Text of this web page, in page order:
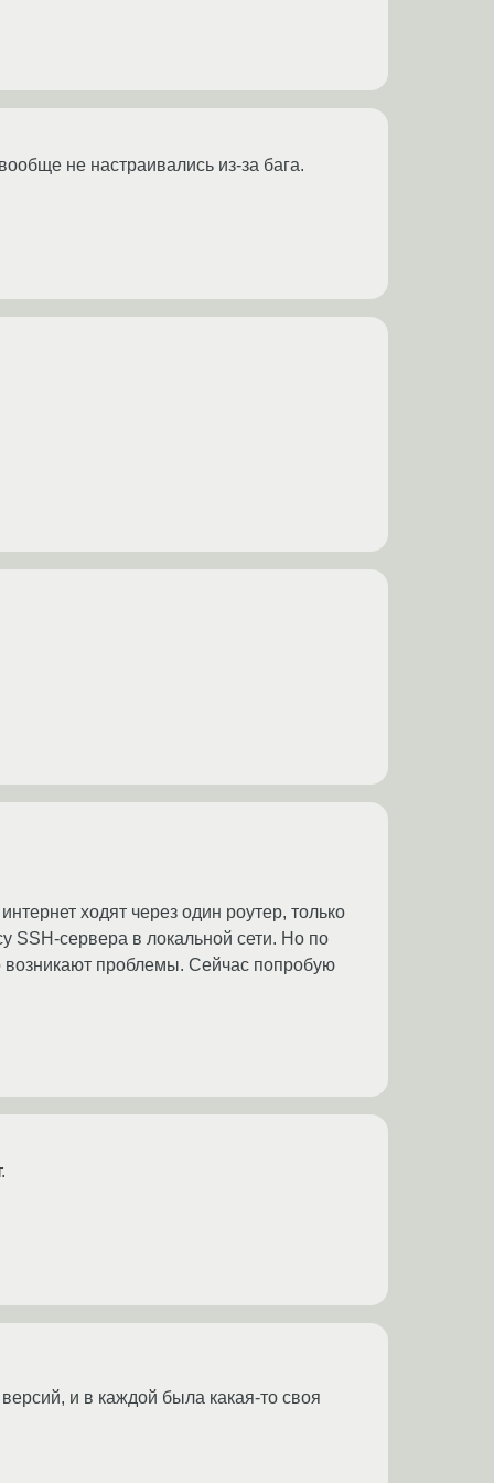
не настраивались из-за бага.
ходят через один роутер, только
SSH-сервера в локальной сети. Но по
возникают проблемы. Сейчас попробую
и в каждой была какая-то своя